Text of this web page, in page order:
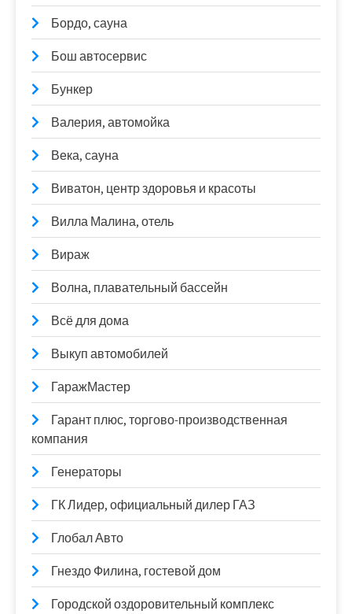
Бордо, сауна
Бош автосервис
Бункер
Валерия, автомойка
Века, сауна
Виватон, центр здоровья и красоты
Вилла Малина, отель
Вираж
Волна, плавательный бассейн
Всё для дома
Выкуп автомобилей
ГаражМастер
Гарант плюс, торгово-производственная
компания
Генераторы
ГК Лидер, официальный дилер ГАЗ
Глобал Авто
Гнездо Филина, гостевой дом
Городской оздоровительный комплекс